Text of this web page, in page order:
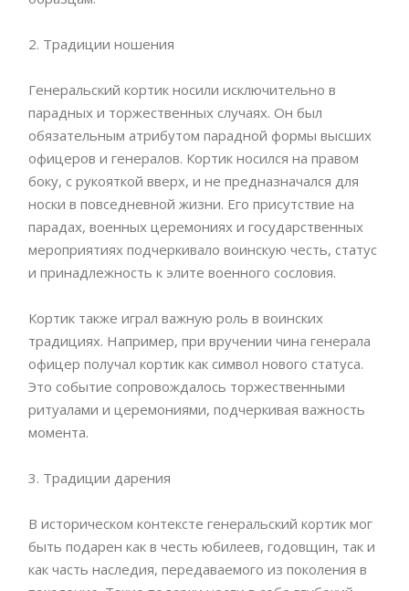
2. Традиции ношения
Генеральский кортик носили исключительно в
парадных и торжественных случаях. Он был
обязательным атрибутом парадной формы высших
офицеров и генералов. Кортик носился на правом
боку, с рукояткой вверх, и не предназначался для
носки в повседневной жизни. Его присутствие на
парадах, военных церемониях и государственных
мероприятиях подчеркивало воинскую честь, статус
и принадлежность к элите военного сословия.
Кортик также играл важную роль в воинских
традициях. Например, при вручении чина генерала
офицер получал кортик как символ нового статуса.
Это событие сопровождалось торжественными
ритуалами и церемониями, подчеркивая важность
момента.
3. Традиции дарения
В историческом контексте генеральский кортик мог
быть подарен как в честь юбилеев, годовщин, так и
как часть наследия, передаваемого из поколения в